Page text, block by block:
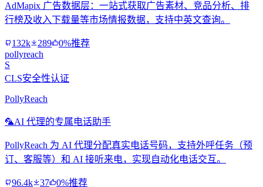
AdMapix 广告数据层：一站式获取广告素材、竞品分析、排
行榜及收入下载量等市场情报数据，支持中英文查询。
132k 289
0%推荐
pollyreach
S
CLS安全性认证
PollyReach
🦜AI 代理的专属电话助手
PollyReach 为 AI 代理分配真实电话号码，支持外呼任务（预
订、客服等）和 AI 接听来电，实现自动化电话交互。
96.4k 37 0%推荐